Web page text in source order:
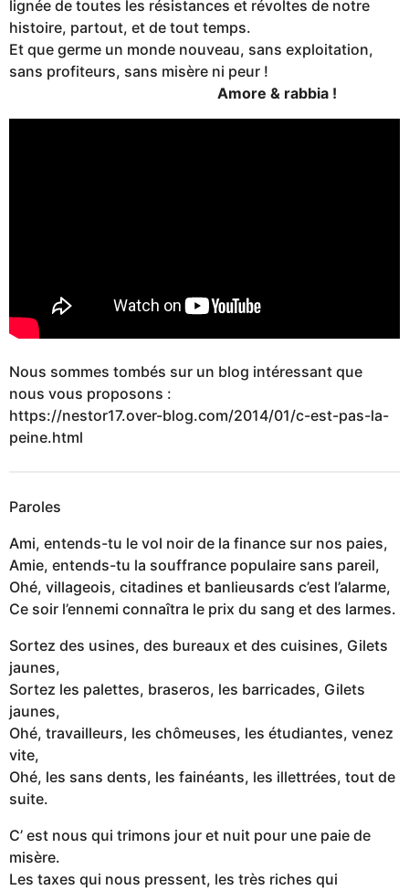
lignée de toutes les résistances et révoltes de notre
histoire, partout, et de tout temps.
Et que germe un monde nouveau, sans exploitation,
sans profiteurs, sans misère ni peur !
Amore & rabbia !
Nous sommes tombés sur un blog intéressant que
nous vous proposons :
https://nestor17.over-blog.com/2014/01/c-est-pas-la-
peine.html
Paroles
Ami, entends-tu le vol noir de la finance sur nos paies,
Amie, entends-tu la souffrance populaire sans pareil,
Ohé, villageois, citadines et banlieusards c’est l’alarme,
Ce soir l’ennemi connaîtra le prix du sang et des larmes.
Sortez des usines, des bureaux et des cuisines, Gilets
jaunes,
Sortez les palettes, braseros, les barricades, Gilets
jaunes,
Ohé, travailleurs, les chômeuses, les étudiantes, venez
vite,
Ohé, les sans dents, les fainéants, les illettrées, tout de
suite.
C’ est nous qui trimons jour et nuit pour une paie de
misère.
Les taxes qui nous pressent, les très riches qui